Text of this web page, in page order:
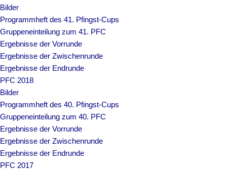
Bilder
Programmheft des 41. Pfingst-Cups
Gruppeneinteilung zum 41. PFC
Ergebnisse der Vorrunde
Ergebnisse der Zwischenrunde
Ergebnisse der Endrunde
PFC 2018
Bilder
Programmheft des 40. Pfingst-Cups
Gruppeneinteilung zum 40. PFC
Ergebnisse der Vorrunde
Ergebnisse der Zwischenrunde
Ergebnisse der Endrunde
PFC 2017